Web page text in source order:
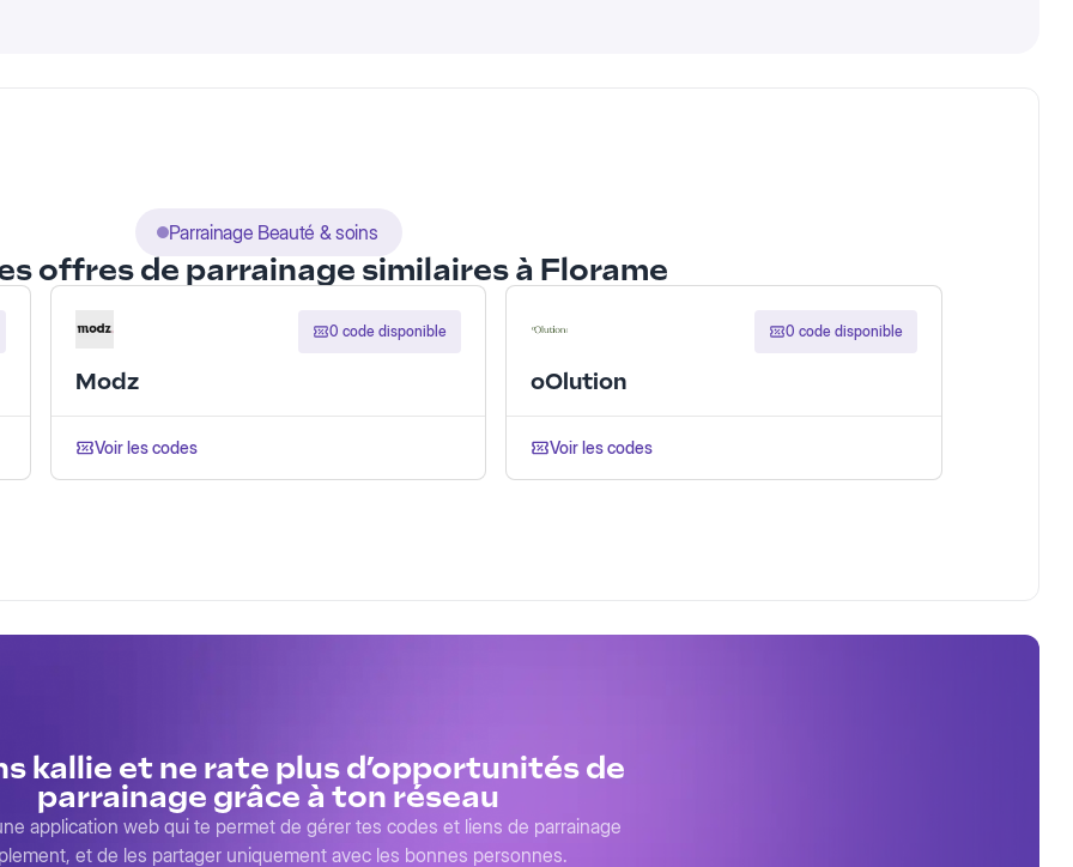
Parrainage Beauté & soins
offres de parrainage similaires à Florame
0 code disponible
Modz
Voir les codes
0 code disponible
oOlution
Voir les codes
kallie et ne rate plus d’opportunités de
parrainage grâce à ton réseau
application web qui te permet de gérer tes codes et liens de parrainage
et de les partager uniquement avec les bonnes personnes.